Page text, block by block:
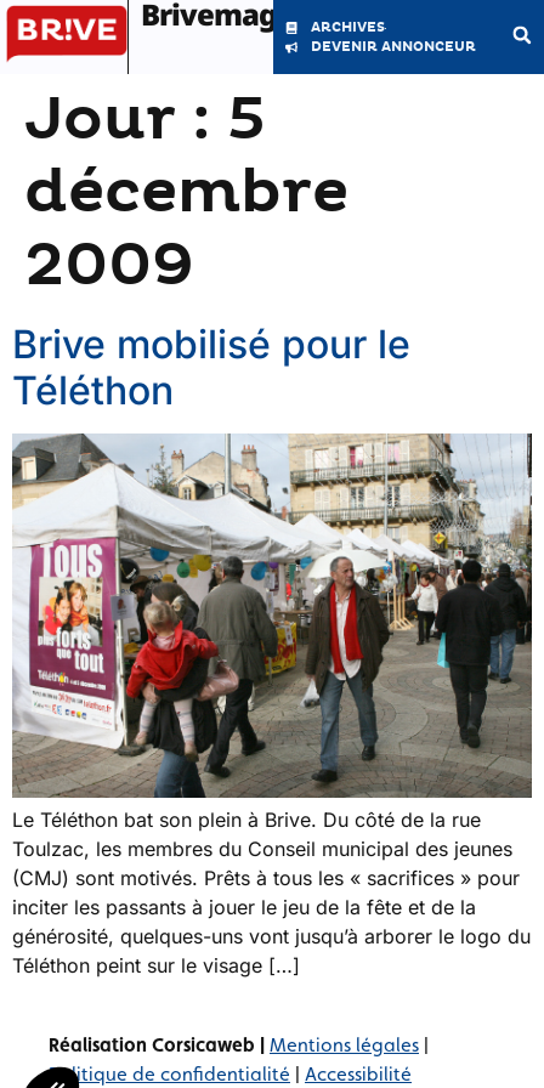
Brivemag'
ARCHIVES
DEVENIR ANNONCEUR
Jour : 5
décembre
2009
Brive mobilisé pour le
Téléthon
Le Téléthon bat son plein à Brive. Du côté de la rue
Toulzac, les membres du Conseil municipal des jeunes
(CMJ) sont motivés. Prêts à tous les « sacrifices » pour
inciter les passants à jouer le jeu de la fête et de la
générosité, quelques-uns vont jusqu’à arborer le logo du
Téléthon peint sur le visage […]
Réalisation Corsicaweb | Mentions légales
Politique de confidentialité
Accessibilité